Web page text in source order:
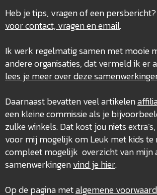
Heb je tips, vragen of een persbericht?
voor contact, vragen en email.
Ik werk regelmatig samen met mooie
andere organisaties, dat vermeld ik er
lees je meer over deze
Daarnaast bevatten veel artikelen
een kleine commissie als je
zulke winkels. Dat kost jou niets
voor mij mogelijk om Leuk met kids te
compleet mogelijk overzicht van mijn
samenwerkingenvind je hier.
Op de pagina metalgemene